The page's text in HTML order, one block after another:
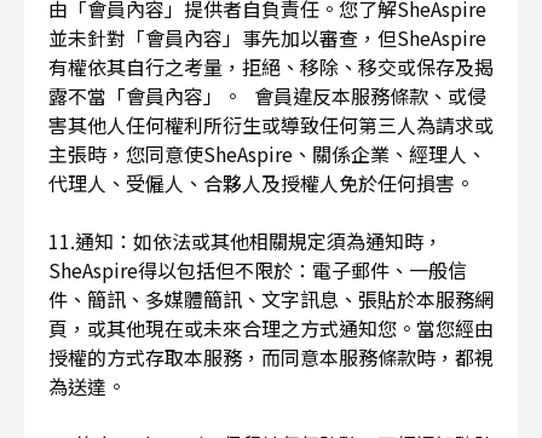
由「會員內容」提供者自負責任。您了解SheAspire
並未針對「會員內容」事先加以審查，但SheAspire
有權依其自行之考量，拒絕、移除、移交或保存及揭
露不當「會員內容」。 會員違反本服務條款、或侵
害其他人任何權利所衍生或導致任何第三人為請求或
主張時，您同意使SheAspire、關係企業、經理人、
代理人、受僱人、合夥人及授權人免於任何損害。
11.通知：如依法或其他相關規定須為通知時，
SheAspire得以包括但不限於：電子郵件、一般信
件、簡訊、多媒體簡訊、文字訊息、張貼於本服務網
頁，或其他現在或未來合理之方式通知您。當您經由
授權的方式存取本服務，而同意本服務條款時，都視
為送達。